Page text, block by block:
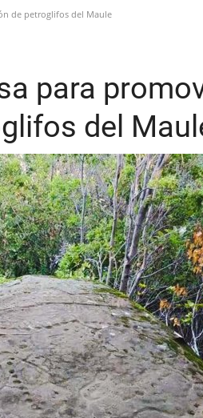
de petroglifos del Maule
para
del